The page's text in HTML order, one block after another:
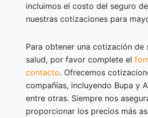
incluimos el costo del seguro
nuestras cotizaciones para
Para obtener una cotización de
salud, por favor complete el
contacto. Ofrecemos
compañías, incluyendo Bupa y
entre otras. Siempre nos
proporcionar los precios más